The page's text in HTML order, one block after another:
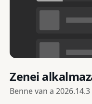
Zenei
Benne van a 2026.14.3